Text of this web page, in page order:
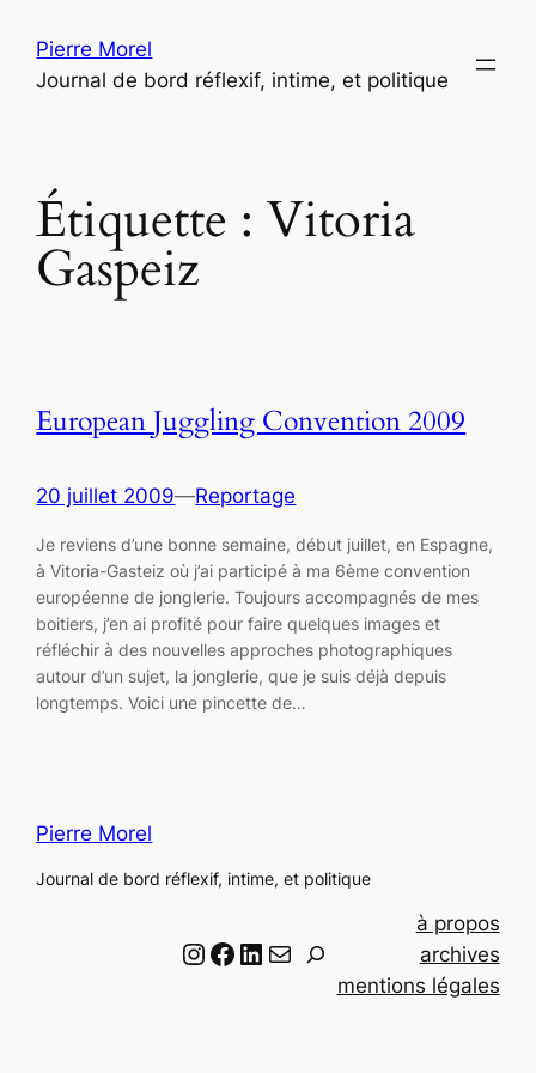
contenu
Pierre Morel
Journal de bord réflexif, intime, et politique
Étiquette :Vitoria
Gaspeiz
European Juggling Convention 2009
20 juillet 2009—Reportage
Je reviens d’une bonne semaine, début juillet, en Espagne,
à Vitoria-Gasteiz où j’ai participé à ma 6ème convention
européenne de jonglerie. Toujours accompagnés de mes
boitiers, j’en ai profité pour faire quelques images et
réfléchir à des nouvelles approches photographiques
autour d’un sujet, la jonglerie, que je suis déjà depuis
longtemps. Voici une pincette de…
Pierre Morel
Journal de bord réflexif, intime, et politique
Instagram Facebook LinkedIn Email
à propos
archives
mentions légales